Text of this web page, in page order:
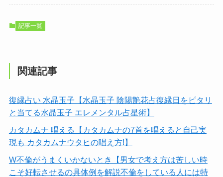
記事一覧
関連記事
復縁占い 水晶玉子【水晶玉子 陰陽艶花占復縁日をピタリ
と当てる水晶玉子 エレメンタル占星術】
カタカムナ 唱える【カタカムナの7首を唱えると自己実
現も カタカムナウタヒの唱え方!】
W不倫がうまくいかないとき【男女で考え方は苦しい時
こそ好転させるの具体例を解説不倫をしている人には特